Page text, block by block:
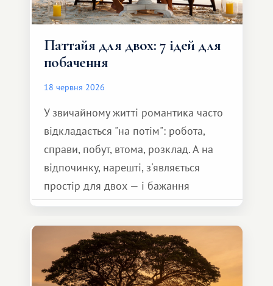
Паттайя для двох: 7 ідей для
побачення
18 червня 2026
У звичайному житті романтика часто
відкладається "на потім": робота,
справи, побут, втома, розклад. А на
відпочинку, нарешті, з'являється
простір для двох — і бажання
зробити для близької людини щось
особливе. Не обов'язково масштабне,
але тепле і незабутнє :)